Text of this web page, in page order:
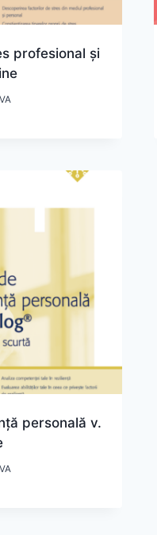
profesional și
personală v.